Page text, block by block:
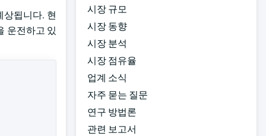
상됩니다. 현
운전하고 있
시장 규모
시장 동향
시장 분석
시장 점유율
업계 소식
자주 묻는 질문
연구 방법론
관련 보고서